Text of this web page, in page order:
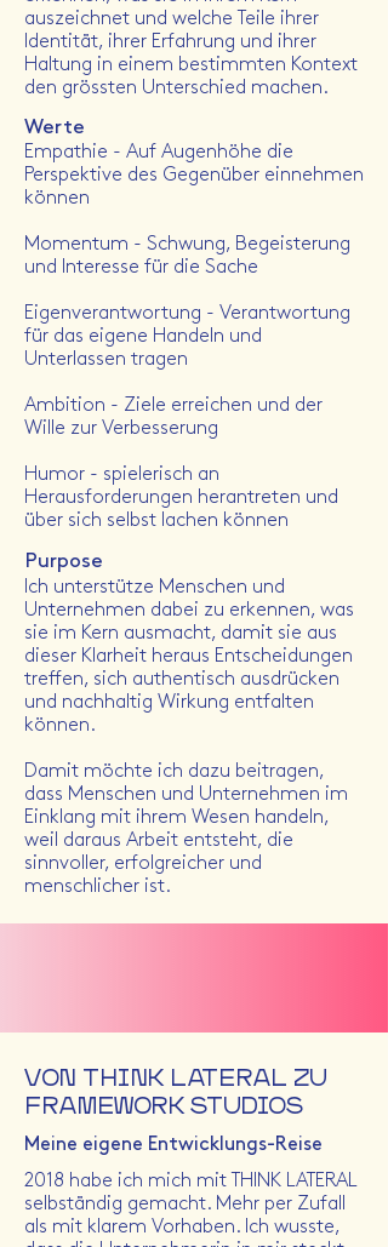
auszeichnet und welche Teile ihrer
Identität, ihrer Erfahrung und ihrer
Haltung in einem bestimmten Kontext
den grössten Unterschied machen.
Werte
Empathie - Auf Augenhöhe die
Perspektive des Gegenüber einnehmen
können
Momentum - Schwung, Begeisterung
und Interesse für die Sache
Eigenverantwortung - Verantwortung
für das eigene Handeln und
Unterlassen tragen
Ambition - Ziele erreichen und der
Wille zur Verbesserung
Humor - spielerisch an
Herausforderungen herantreten und
über sich selbst lachen können
Purpose
Ich unterstütze Menschen und
Unternehmen dabei zu erkennen, was
sie im Kern ausmacht, damit sie aus
dieser Klarheit heraus Entscheidungen
treffen, sich authentisch ausdrücken
und nachhaltig Wirkung entfalten
können.
Damit möchte ich dazu beitragen,
dass Menschen und Unternehmen im
Einklang mit ihrem Wesen handeln,
weil daraus Arbeit entsteht, die
sinnvoller, erfolgreicher und
menschlicher ist.
VON THINK LATERAL ZU
FRAMEWORK STUDIOS
Meine eigene Entwicklungs-Reise
2018 habe ich mich mit THINK LATERAL
selbständig gemacht. Mehr per Zufall
als mit klarem Vorhaben. Ich wusste,